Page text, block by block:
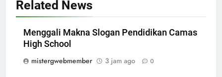
Related News
Menggali Makna Slogan Pendidikan Camas
High School
mistergwebmember
3 jam ago 0